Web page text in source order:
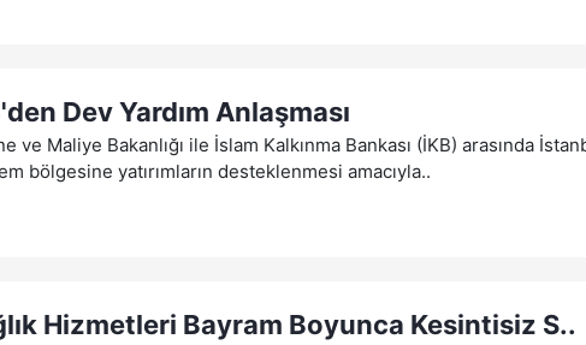
Dev Yardım Anlaşması
ve Maliye Bakanlığı ile İslam Kalkınma Bankası (İKB) arasında
bölgesine yatırımların desteklenmesi amacıyla..
Hizmetleri Bayram Boyunca Kesintisiz S..